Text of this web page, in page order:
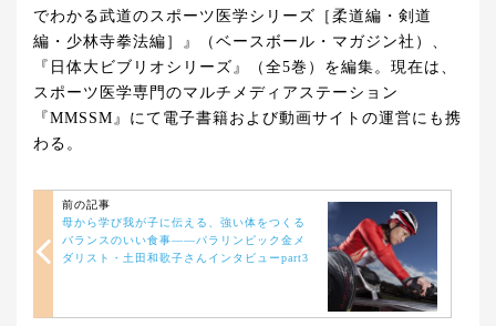
でわかる武道のスポーツ医学シリーズ［柔道編・剣道
編・少林寺拳法編］』（ベースボール・マガジン社）、
『日体大ビブリオシリーズ』（全5巻）を編集。現在は、
スポーツ医学専門のマルチメディアステーション
『MMSSM』にて電子書籍および動画サイトの運営にも携
わる。
前の記事
母から学び我が子に伝える、強い体をつくる
バランスのいい食事――パラリンピック金メ
ダリスト・土田和歌子さんインタビューpart3